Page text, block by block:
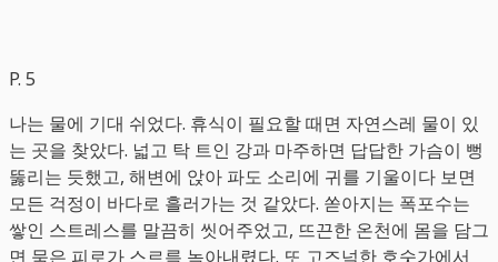
P. 5
나는 물에 기대 쉬었다. 휴식이 필요할 때면 자연스레 물이 있
는 곳을 찾았다. 넓고 탁 트인 강과 마주하면 답답한 가슴이 뻥
뚫리는 듯했고, 해변에 앉아 파도 소리에 귀를 기울이다 보면
모든 걱정이 바다로 흘러가는 것 같았다. 쏟아지는 폭포수는
쌓인 스트레스를 말끔히 씻어주었고, 뜨끈한 온천에 몸을 담그
면 묵은 피로가 스르륵 녹아내렸다. 또 고즈넉한 호숫가에서